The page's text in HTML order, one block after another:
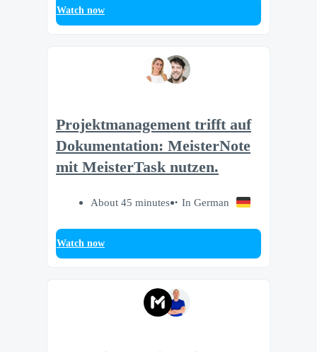
Watch now
Projektmanagement trifft auf
Dokumentation: MeisterNote
mit MeisterTask nutzen.
About 45 minutes In German
Watch now